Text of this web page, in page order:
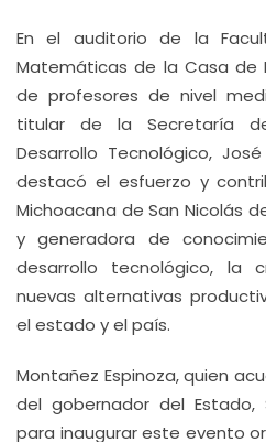
En el auditorio de la
Matemáticas de la Casa de
de profesores de nivel
titular de la Secretaría
Desarrollo Tecnológico,
destacó el esfuerzo y
Michoacana de San Nicolás
y generadora de
desarrollo tecnológico, la
nuevas alternativas
el estado y el país.
Montañez Espinoza, quien
del gobernador del Estado,
para inaugurar este evento